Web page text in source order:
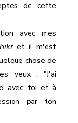
de cette
avec mes
et il m'est
chose de
yeux : "J'ai
avec toi et à
par ton